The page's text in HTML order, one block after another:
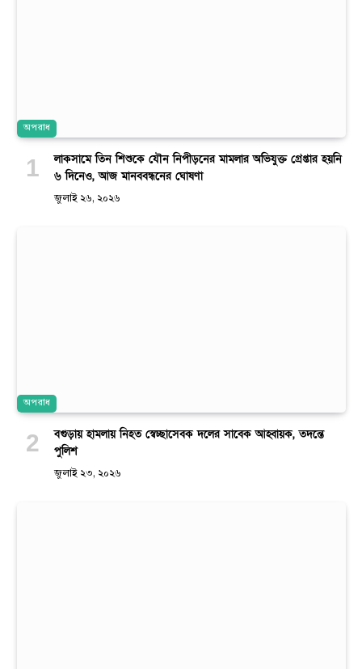
অপরাধ
লাকসামে তিন শিশুকে যৌন নিপীড়নের মামলার অভিযুক্ত গ্রেপ্তার হয়নি
৬ দিনেও, আজ মানববন্ধনের ঘোষণা
জুলাই ২৬, ২০২৬
অপরাধ
বগুড়ায় হামলায় নিহত স্বেচ্ছাসেবক দলের সাবেক আহ্বায়ক, তদন্তে
পুলিশ
জুলাই ২৩, ২০২৬